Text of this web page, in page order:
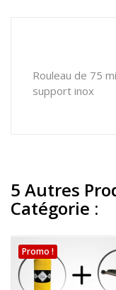
Rouleau de 75
support inox
5 Autres
Catégorie :
Promo !